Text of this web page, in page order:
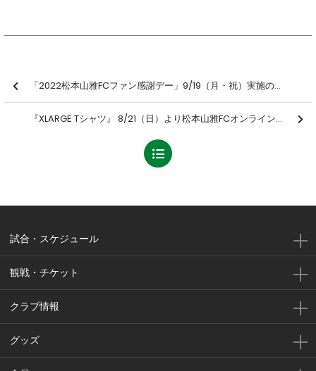
「2022松本山雅FCファン感謝デー」9/19（月・祝）実施のお知らせ
『XLARGE Tシャツ』 8/21（日）より松本山雅FCオンラインショップで一般販売を開始
試合・スケジュール
観戦・チケット
クラブ情報
グッズ